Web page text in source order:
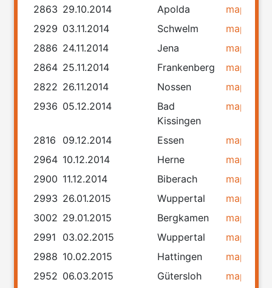
2863 29.10.2014 Apolda map
2929 03.11.2014 Schwelm map
2886 24.11.2014 Jena map
2864 25.11.2014 Frankenberg map
2822 26.11.2014 Nossen map
2936 05.12.2014
Bad
Kissingen
map
2816 09.12.2014 Essen map
2964 10.12.2014 Herne map
2900 11.12.2014 Biberach map
2993 26.01.2015 Wuppertal map
3002 29.01.2015 Bergkamen map
2991
03.02.2015 Wuppertal map
2988 10.02.2015 Hattingen map
2952 06.03.2015 Gütersloh map